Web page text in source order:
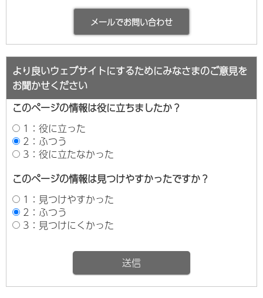
より良いウェブサイトにするためにみなさまのご意見を
お聞かせください
このページの情報は役に立ちましたか？
1：役に立った
2：ふつう
3：役に立たなかった
このページの情報は見つけやすかったですか？
1：見つけやすかった
2：ふつう
3：見つけにくかった